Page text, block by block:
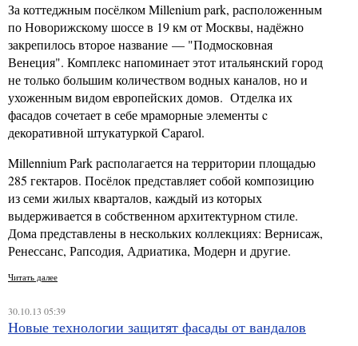
За коттеджным посёлком Millenium park, расположенным
по Новорижскому шоссе в 19 км от Москвы, надёжно
закрепилось второе название — "Подмосковная
Венеция". Комплекс напоминает этот итальянский город
не только большим количеством водных каналов, но и
ухоженным видом европейских домов. Отделка их
фасадов сочетает в себе мраморные элементы c
декоративной штукатуркой Caparol.
Millennium Park располагается на территории площадью
285 гектаров. Посёлок представляет собой композицию
из семи жилых кварталов, каждый из которых
выдерживается в собственном архитектурном стиле.
Дома представлены в нескольких коллекциях: Вернисаж,
Ренессанс, Рапсодия, Адриатика, Модерн и другие.
Читать далее
30.10.13 05:39
Новые технологии защитят фасады от вандалов